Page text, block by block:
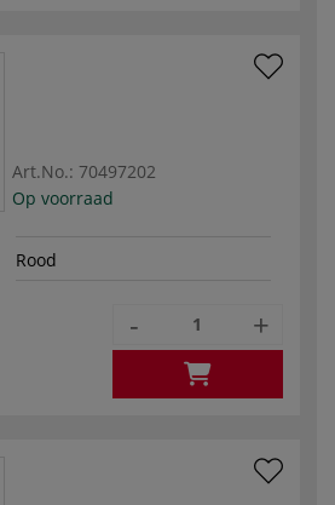
Art.No.: 70497202
Op voorraad
Rood
- +